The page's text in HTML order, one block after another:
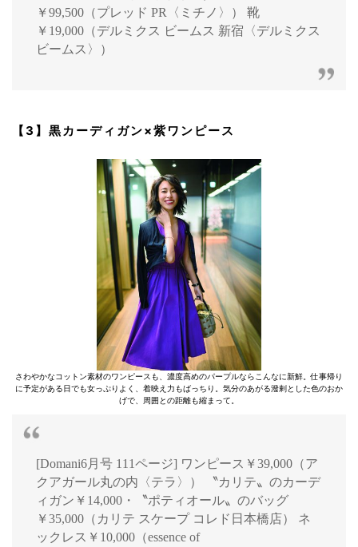
￥99,500（プレッド PR〈ミチノ〉） 靴
￥19,000（デルミクス ビームス 新宿〈デルミクス
ビームス〉）
【3】黒カーディガン×紫ワンピース
さわやかなコットン素材のワンピースも、濃度高めのパープルならこんなに新鮮。仕事帰り
に予定がある日でも女っぷりよく、着映え力もばっちり。気分のあがる潑剌とした色のおか
げで、周囲との距離も縮まって。
[Domani6月号 111ページ] ワンピース￥39,000（ア
クアガール丸の内〈テラ〉） 〝カリテ〟のカーデ
ィガン￥14,000・〝ポティオール〟のバッグ
￥35,000（カリテ スケープ コレド日本橋店） ネ
ックレス￥10,000（essence of